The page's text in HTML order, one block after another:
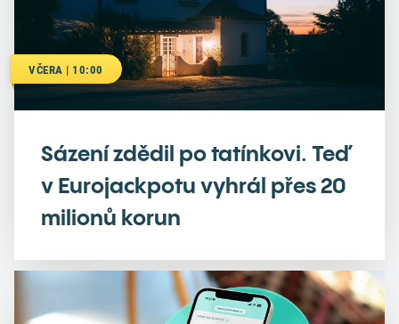
VČERA | 10:00
Sázení zdědil po tatínkovi. Teď
v Eurojackpotu vyhrál přes 20
milionů korun